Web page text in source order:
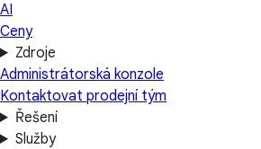
AI
Ceny
Zdroje
Administrátorská konzole
Kontaktovat prodejní tým
Řešení
Služby